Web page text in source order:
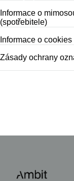
Informace o
(spotřebitele)
Informace o cookies
Zásady ochrany